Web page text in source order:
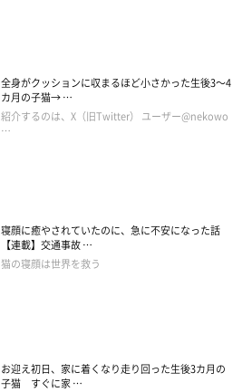
全身がクッションに収まるほど小さかった生後3～4
カ月の子猫→ …
紹介するのは、X（旧Twitter） ユーザー@nekowo
…
寝顔に癒やされていたのに、急に不安になった話
【連載】交通事故 …
猫の寝顔は世界を救う
お迎え初日、家に着くなり走り回った生後3カ月の
子猫 すぐに家 …